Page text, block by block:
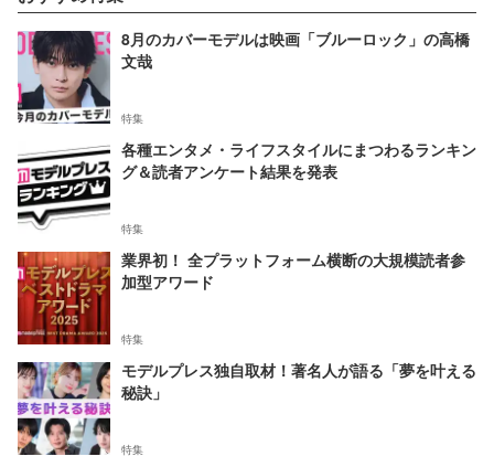
8月のカバーモデルは映画「ブルーロック」の高橋
文哉
特集
各種エンタメ・ライフスタイルにまつわるランキン
グ＆読者アンケート結果を発表
特集
業界初！ 全プラットフォーム横断の大規模読者参
加型アワード
特集
モデルプレス独自取材！著名人が語る「夢を叶える
秘訣」
特集